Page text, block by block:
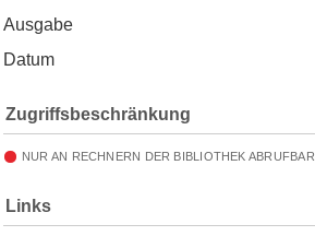
Ausgabe
Datum
Zugriffsbeschränkung
NUR AN RECHNERN DER BIBLIOTHEK ABRUFBAR
Links